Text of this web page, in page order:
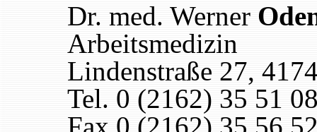
Dr. med. Werner
Arbeitsmedizin
Lindenstraße 27,
Tel. 0 (2162) 35 51